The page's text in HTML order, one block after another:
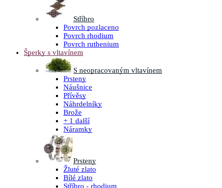
Stříbro
Povrch pozlaceno
Povrch rhodium
Povrch ruthenium
Šperky s vltavínem
S neopracovaným vltavínem
Prsteny
Náušnice
Přívěsy
Náhrdelníky
Brože
+ 1 další
Náramky
Prsteny
Žluté zlato
Bílé zlato
Stříbro - rhodium